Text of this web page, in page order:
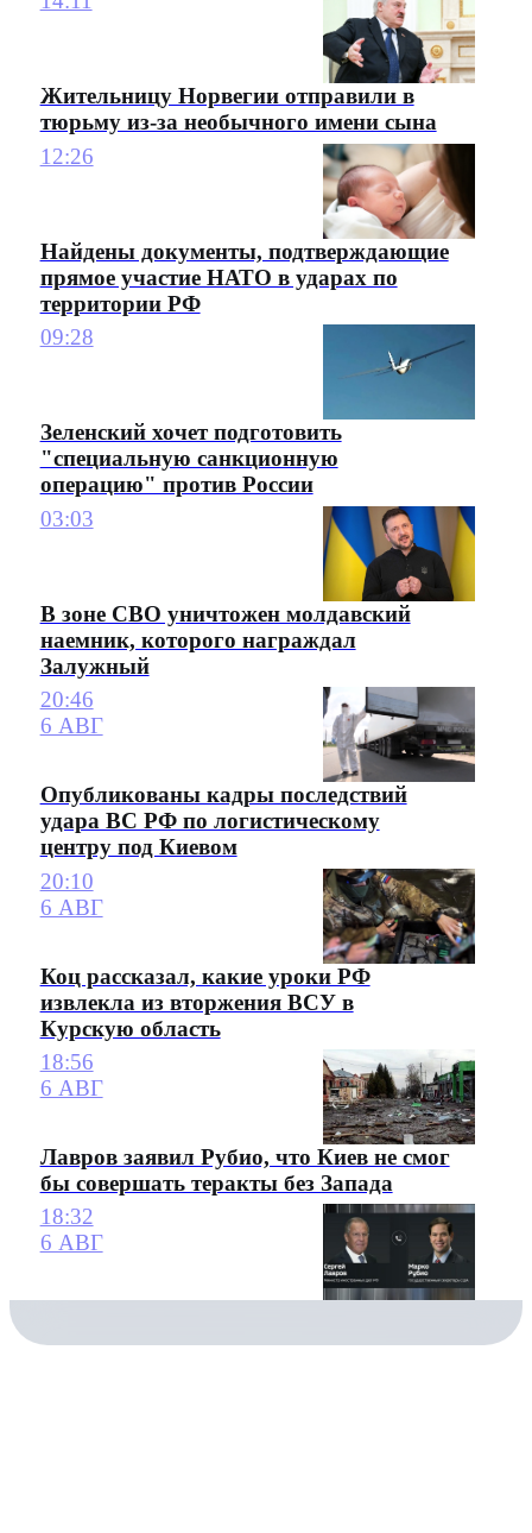
Жительницу Норвегии отправили в
тюрьму из-за необычного имени сына
12:26
Найдены документы, подтверждающие
прямое участие НАТО в ударах по
территории РФ
09:28
Зеленский хочет подготовить
"специальную санкционную
операцию" против России
03:03
В зоне СВО уничтожен молдавский
наемник, которого награждал
Залужный
20:46
6 АВГ
Опубликованы кадры последствий
удара ВС РФ по логистическому
центру под Киевом
20:10
6 АВГ
Коц рассказал, какие уроки РФ
извлекла из вторжения ВСУ в
Курскую область
18:56
6 АВГ
Лавров заявил Рубио, что Киев не смог
бы совершать теракты без Запада
18:32
6 АВГ